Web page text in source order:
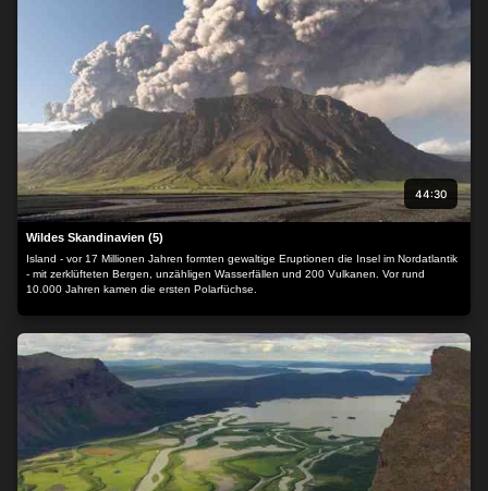
44:30
Wildes Skandinavien (5)
Island - vor 17 Millionen Jahren formten gewaltige Eruptionen die Insel im Nordatlantik
- mit zerklüfteten Bergen, unzähligen Wasserfällen und 200 Vulkanen. Vor rund
10.000 Jahren kamen die ersten Polarfüchse.